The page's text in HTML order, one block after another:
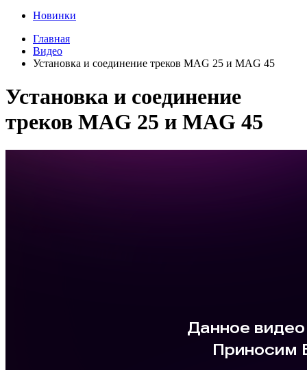
Новинки
Главная
Видео
Установка и соединение треков MAG 25 и MAG 45
Установка и соединение
треков MAG 25 и MAG 45